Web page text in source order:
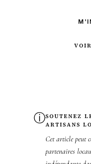
ⓘSOUTENEZ
ARTISANS
Cet article peut
partenaires